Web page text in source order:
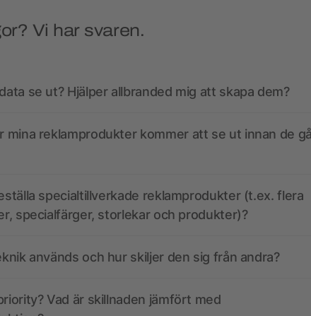
Vi har svaren.
se ut? Hjälper allbranded mig att skapa dem?
mina reklamprodukter kommer att se ut innan de
specialtillverkade reklamprodukter (t.ex. flera
specialfärger, storlekar och produkter)?
används och hur skiljer den sig från andra?
Vad är skillnaden jämfört med